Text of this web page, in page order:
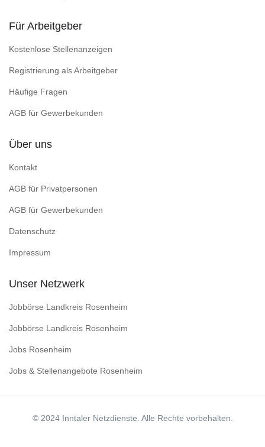
Für Arbeitgeber
Kostenlose Stellenanzeigen
Registrierung als Arbeitgeber
Häufige Fragen
AGB für Gewerbekunden
Über uns
Kontakt
AGB für Privatpersonen
AGB für Gewerbekunden
Datenschutz
Impressum
Unser Netzwerk
Jobbörse Landkreis Rosenheim
Jobbörse Landkreis Rosenheim
Jobs Rosenheim
Jobs & Stellenangebote Rosenheim
© 2024 Inntaler Netzdienste. Alle Rechte vorbehalten.